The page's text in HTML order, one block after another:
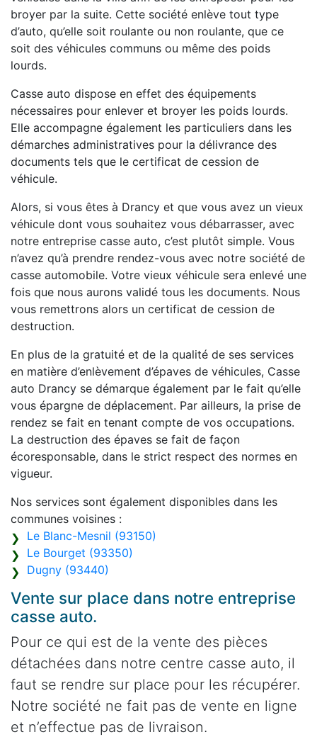
broyer par la suite. Cette société enlève tout type
d’auto, qu’elle soit roulante ou non roulante, que ce
soit des véhicules communs ou même des poids
lourds.
Casse auto dispose en effet des équipements
nécessaires pour enlever et broyer les poids lourds.
Elle accompagne également les particuliers dans les
démarches administratives pour la délivrance des
documents tels que le certificat de cession de
véhicule.
Alors, si vous êtes à Drancy et que vous avez un vieux
véhicule dont vous souhaitez vous débarrasser, avec
notre entreprise casse auto, c’est plutôt simple. Vous
n’avez qu’à prendre rendez-vous avec notre société de
casse automobile. Votre vieux véhicule sera enlevé une
fois que nous aurons validé tous les documents. Nous
vous remettrons alors un certificat de cession de
destruction.
En plus de la gratuité et de la qualité de ses services
en matière d’enlèvement d’épaves de véhicules, Casse
auto Drancy se démarque également par le fait qu’elle
vous épargne de déplacement. Par ailleurs, la prise de
rendez se fait en tenant compte de vos occupations.
La destruction des épaves se fait de façon
écoresponsable, dans le strict respect des normes en
vigueur.
Nos services sont également disponibles dans les
communes voisines :
Le Blanc-Mesnil (93150)
Le Bourget (93350)
Dugny (93440)
Vente sur place dans notre entreprise
casse auto.
Pour ce qui est de la vente des pièces
détachées dans notre centre casse auto, il
faut se rendre sur place pour les récupérer.
Notre société ne fait pas de vente en ligne
et n’effectue pas de livraison.